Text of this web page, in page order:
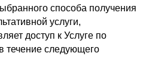
способа получения
услуги,
доступ к Услуге по
течение следующего